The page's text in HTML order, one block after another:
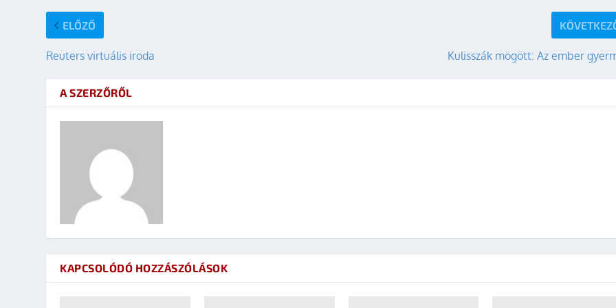
ELŐZŐ
Reuters virtuális iroda Kulisszák mögött: Az ember
A SZERZŐRŐL
KAPCSOLÓDÓ HOZZÁSZÓLÁSOK